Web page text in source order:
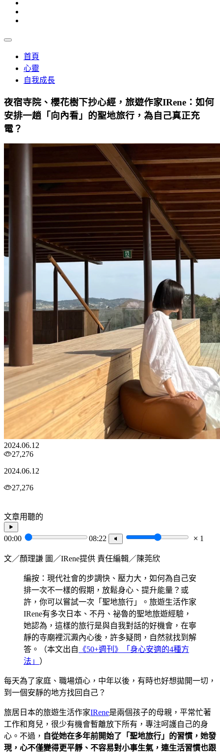
首頁
心靈
自我成長
夜宿寺院、櫻花樹下抄心經，旅遊作家IRene：如何
安排一趟「向內看」的聖地旅行，為自己真正充
電？
2024.06.12
27,276
2024.06.12
27,276
文章用聽的
00:00 08:22 1
文／顏理謙 圖／IRene提供 責任編輯／陳莞欣
編按：現代社會的步調快、壓力大，如何為自己安
排一次不一樣的假期，放鬆身心、提升能量？或
許，你可以嘗試一次「聖地旅行」。旅遊生活作家
IRene有多次日本、不丹、祕魯的聖地旅遊經驗，
她認為，這樣的旅行是與自我對話的好機會，在寧
靜的寺廟裡沉澱內心後，許多疑問，自然就找到解
答。（本文出自 《50+週刊》「身心安適的4種方
法」 ）
每天為了家庭、職場煩心，中年以後，有時也好想拋開一切，
到一個安靜的地方找回自己？
旅居日本的旅遊生活作家IRene是兩個孩子的母親，平常忙著
工作和育兒，很少有機會暫離放下所有，專注呵護自己的身
心。不過， 自從她在多年前開始了「聖地旅行」的習慣，她發
現，心不僅變得更平靜、不容易對小事生氣，連生活習慣也跟